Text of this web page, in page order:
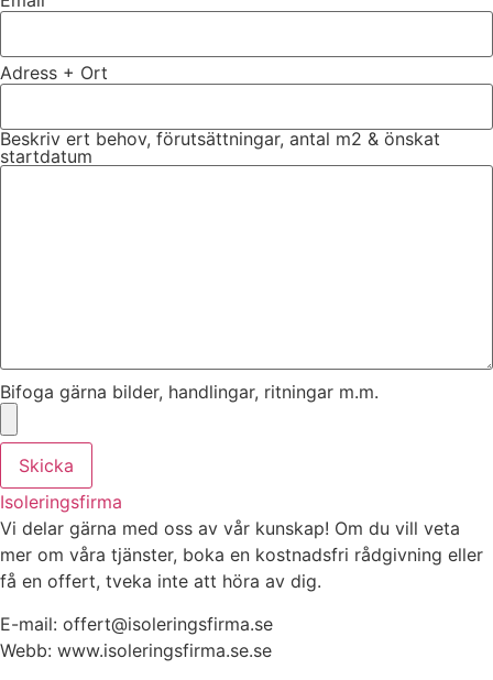
Adress + Ort
Beskriv ert behov, förutsättningar, antal m2 & önskat
startdatum
Bifoga gärna bilder, handlingar, ritningar m.m.
Skicka
Isoleringsfirma
Vi delar gärna med oss av vår kunskap! Om du vill veta
mer om våra tjänster, boka en kostnadsfri rådgivning eller
få en offert, tveka inte att höra av dig.
E-mail: offert@isoleringsfirma.se
Webb: www.isoleringsfirma.se.se